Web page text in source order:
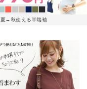
夏→秋使える半端袖